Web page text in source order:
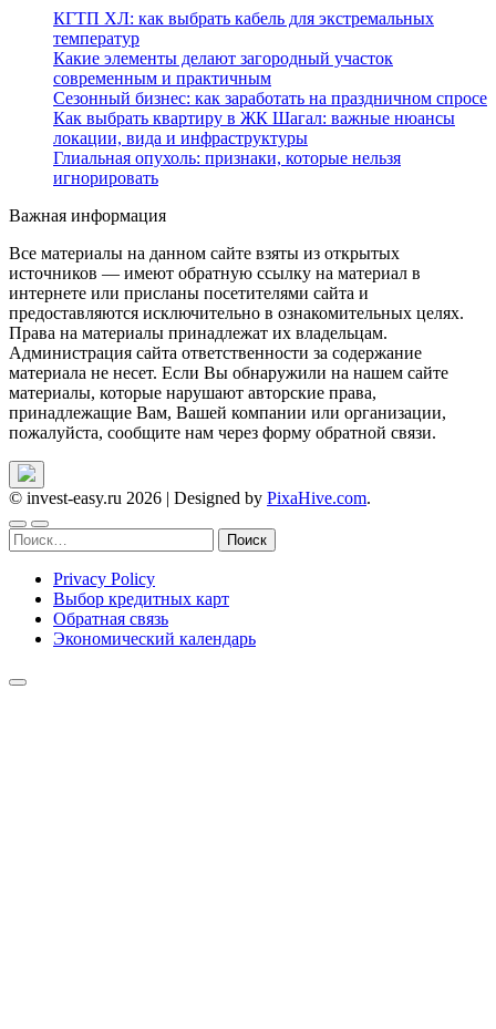
КГТП ХЛ: как выбрать кабель для экстремальных
температур
Какие элементы делают загородный участок
современным и практичным
Сезонный бизнес: как заработать на праздничном спросе
Как выбрать квартиру в ЖК Шагал: важные нюансы
локации, вида и инфраструктуры
Глиальная опухоль: признаки, которые нельзя
игнорировать
Важная информация
Все материалы на данном сайте взяты из открытых
источников — имеют обратную ссылку на материал в
интернете или присланы посетителями сайта и
предоставляются исключительно в ознакомительных целях.
Права на материалы принадлежат их владельцам.
Администрация сайта ответственности за содержание
материала не несет. Если Вы обнаружили на нашем сайте
материалы, которые нарушают авторские права,
принадлежащие Вам, Вашей компании или организации,
пожалуйста, сообщите нам через форму обратной связи.
© invest-easy.ru 2026 | Designed by PixaHive.com.
Найти:
Privacy Policy
Выбор кредитных карт
Обратная связь
Экономический календарь